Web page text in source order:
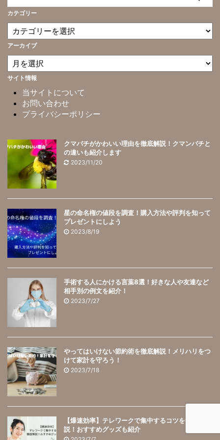
カテゴリー
アーカイブ
サイト情報
当サイトについて
お問い合わせ
プライバシーポリシー
クマバチがかわいい理由を徹底解説！クマンバチと
の違いも紹介します
2023/11/20
星の命名権の値段を調査！購入方法や評判を知って
プレゼントにしよう
2023/8/19
手術する人にかける言葉8選！好きな人や友達など
相手別の例文を紹介！
2023/7/27
やってはいけない節約術を徹底解説！メリハリをつ
けて家計を守ろう！
2023/7/18
【爆速効率】テレワークで集中するコツを徹底解
説！おすすめグッズも紹介